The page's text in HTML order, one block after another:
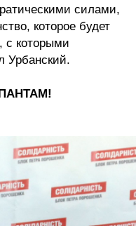
силами,
которое будет
с которыми
Урбанский.